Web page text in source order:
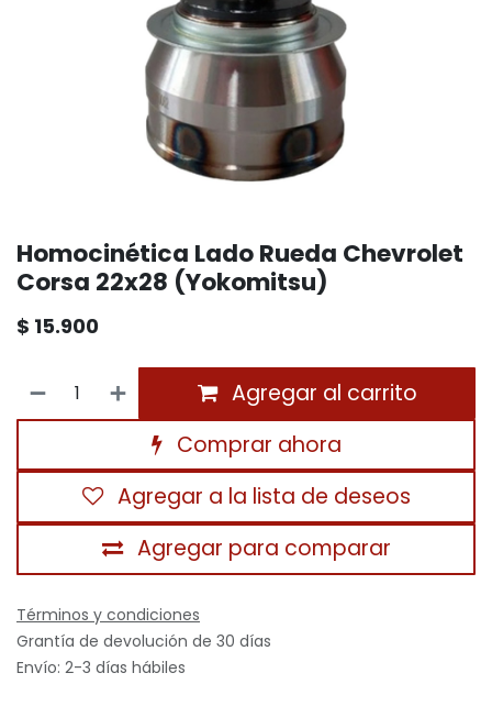
Homocinética Lado Rueda Chevrolet
Corsa 22x28 (Yokomitsu)
$ 15.900
Agregar al carrito
Comprar ahora
Agregar para comparar
Agregar a la lista de deseos
Términos y condiciones
Grantía de devolución de 30 días
Envío: 2-3 días hábiles